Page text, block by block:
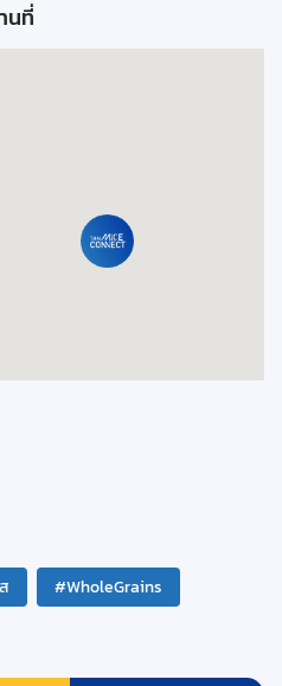
นที่
#WholeGrains